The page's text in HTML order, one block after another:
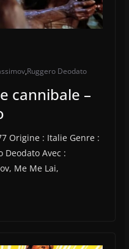
,Ruggero Deodato
cannibale –
Origine : Italie Genre :
Deodato Avec :
Me Me Lai,